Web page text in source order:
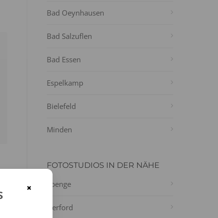
Bad Oeynhausen
Bad Salzuflen
Bad Essen
Espelkamp
Bielefeld
Minden
FOTOSTUDIOS IN DER NÄHE
Spenge
Herford
×